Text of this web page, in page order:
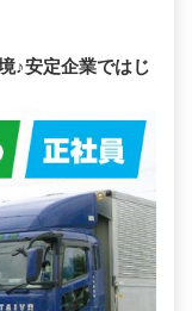
♪安定企業ではじ